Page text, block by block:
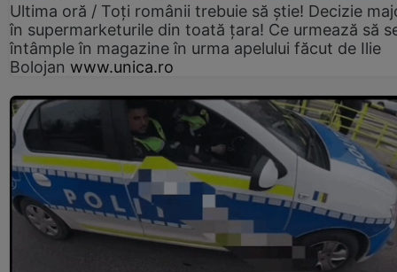
Ultima oră / Toți românii trebuie să știe! Decizie
în supermarketurile din toată țara! Ce urmează să
întâmple în magazine în urma apelului făcut de Ilie
Bolojan www.unica.ro